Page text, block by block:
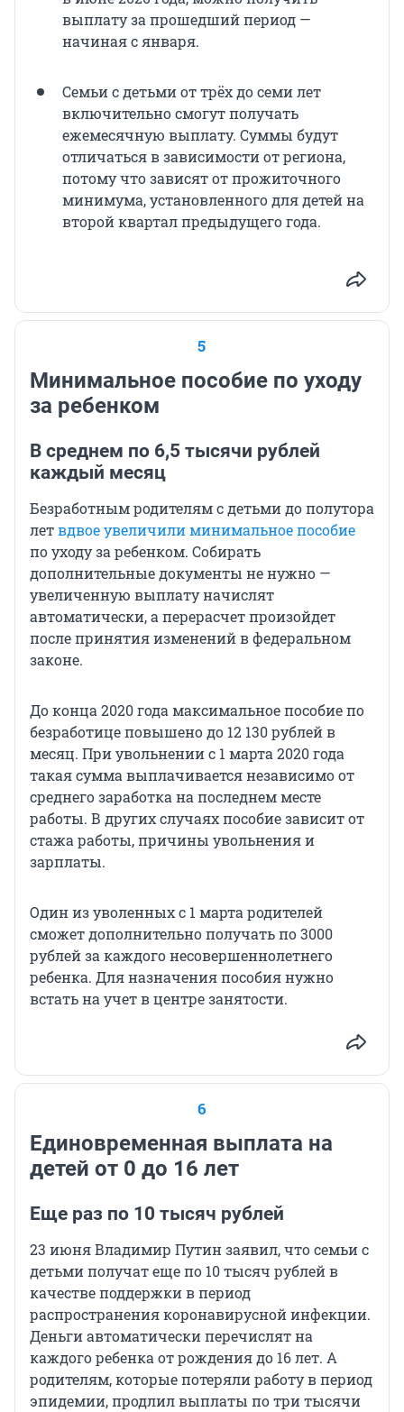
выплату за прошедший период —
начиная с января.
Семьи с детьми от трёх до семи лет
включительно смогут получать
ежемесячную выплату. Суммы будут
отличаться в зависимости от региона,
потому что зависят от прожиточного
минимума, установленного для детей на
второй квартал предыдущего года.
5
Минимальное пособие по уходу
за ребенком
В среднем по 6,5 тысячи рублей
каждый месяц
Безработным родителям с детьми до полутора
летвдвое увеличили минимальное пособие
по уходу за ребенком. Собирать
дополнительные документы не нужно —
увеличенную выплату начислят
автоматически, а перерасчет произойдет
после принятия изменений в федеральном
законе.
До конца 2020 года максимальное пособие по
безработице повышено до 12 130 рублей в
месяц. При увольнении с 1 марта 2020 года
такая сумма выплачивается независимо от
среднего заработка на последнем месте
работы. В других случаях пособие зависит от
стажа работы, причины увольнения и
зарплаты.
Один из уволенных с 1 марта родителей
сможет дополнительно получать по 3000
рублей за каждого несовершеннолетнего
ребенка. Для назначения пособия нужно
встать на учет в центре занятости.
6
Единовременная выплата на
детей от 0 до 16 лет
Еще раз по 10 тысяч рублей
23 июня Владимир Путин заявил, что семьи с
детьми получат еще по 10 тысяч рублей в
качестве поддержки в период
распространения коронавирусной инфекции.
Деньги автоматически перечислят на
каждого ребенка от рождения до 16 лет. А
родителям, которые потеряли работу в период
эпидемии, продлил выплаты по три тысячи